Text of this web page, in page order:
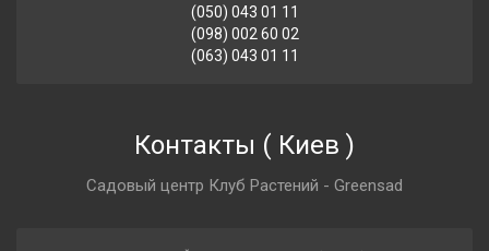
(050) 043 01 11
(098) 002 60 02
(063) 043 01 11
Контакты ( Киев )
Садовый центр Клуб Растений - Greensad